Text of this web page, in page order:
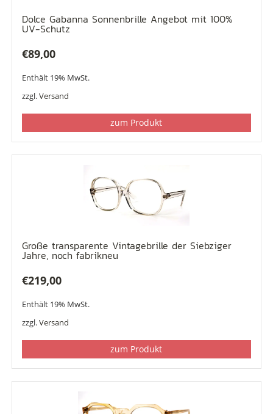
Dolce Gabanna Sonnenbrille Angebot mit 100%
UV-Schutz
€89,00
Enthält 19% MwSt.
zzgl.Versand
zum Produkt
Große transparente Vintagebrille der Siebziger
Jahre, noch fabrikneu
€219,00
Enthält 19% MwSt.
zzgl.Versand
zum Produkt